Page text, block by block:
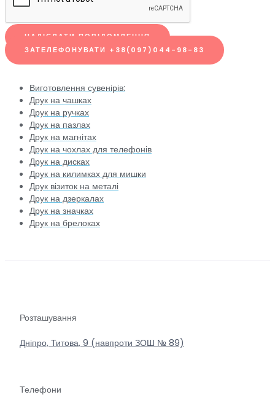
НАДІСЛАТИ ПОВІДОМЛЕННЯ
ЗАТЕЛЕФОНУВАТИ +38(097)044-98-83
Виготовлення сувенірів:
Друк на чашках
Друк на ручках
Друк на пазлах
Друк на магнітах
Друк на чохлах для телефонів
Друк на дисках
Друк на килимках для мишки
Друк візиток на металі
Друк на дзеркалах
Друк на значках
Друк на брелоках
Розташування
Дніпро, Титова, 9 (навпроти ЗОШ № 89)
Телефони